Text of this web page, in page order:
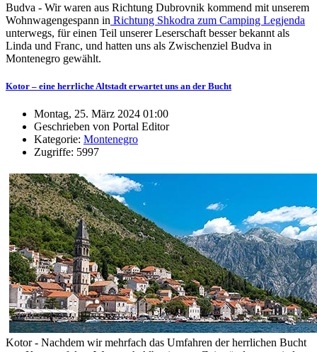
Budva - Wir waren aus Richtung Dubrovnik kommend mit unserem
Wohnwagengespann in Richtung Shkodra zum Camping Legjenda
unterwegs, für einen Teil unserer Leserschaft besser bekannt als
Linda und Franc, und hatten uns als Zwischenziel Budva in
Montenegro gewählt.
Kotor – eine herrliche Altstadt erwartet uns an der Bucht
Montag, 25. März 2024 01:00
Geschrieben von Portal Editor
Kategorie: Montenegro
Zugriffe: 5997
Kotor - Nachdem wir mehrfach das Umfahren der herrlichen Bucht